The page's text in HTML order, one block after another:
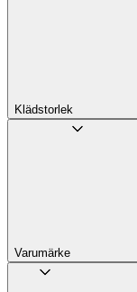
Klädstorlek
Varumärke